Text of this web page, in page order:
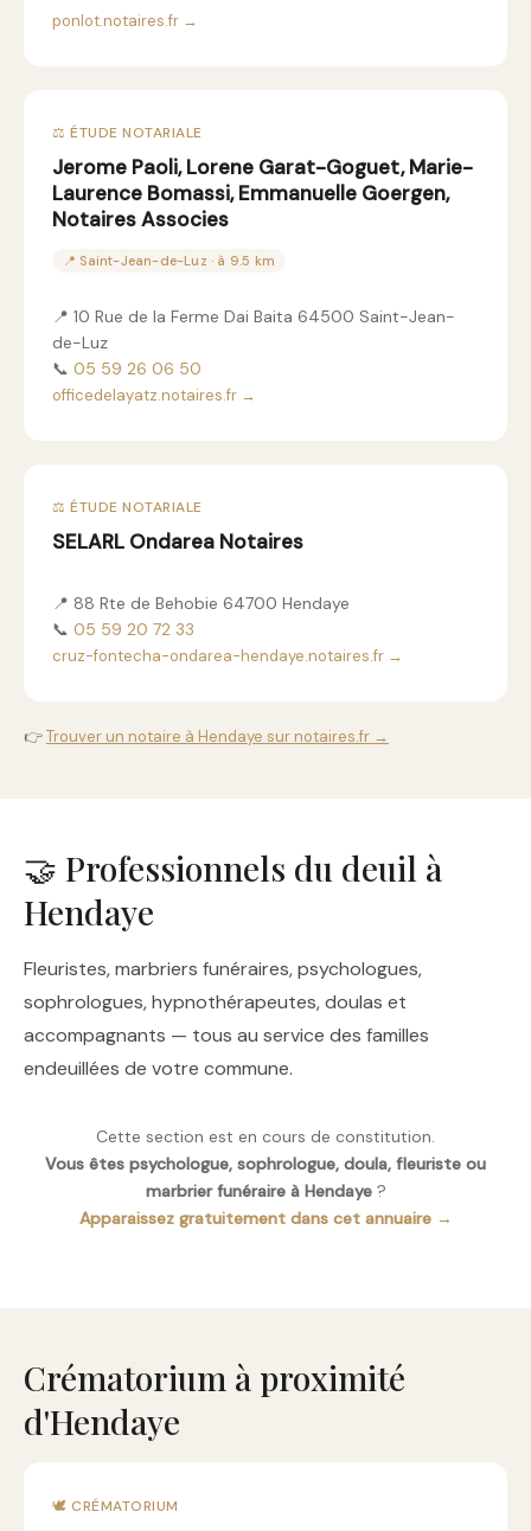
ponlot.notaires.fr →
⚖️ ÉTUDE NOTARIALE
Jerome Paoli, Lorene Garat-Goguet, Marie-
Laurence Bomassi, Emmanuelle Goergen,
Notaires Associes
📍 Saint-Jean-de-Luz · à 9.5 km
📍 10 Rue de la Ferme Dai Baita 64500 Saint-Jean-
de-Luz
📞 05 59 26 06 50
officedelayatz.notaires.fr →
⚖️ ÉTUDE NOTARIALE
SELARL Ondarea Notaires
📍 88 Rte de Behobie 64700 Hendaye
📞 05 59 20 72 33
cruz-fontecha-ondarea-hendaye.notaires.fr →
👉Trouver un notaire à Hendaye sur notaires.fr →
🤝 Professionnels du deuil à
Hendaye
Fleuristes, marbriers funéraires, psychologues,
sophrologues, hypnothérapeutes, doulas et
accompagnants — tous au service des familles
endeuillées de votre commune.
Cette section est en cours de constitution.
Vous êtes psychologue, sophrologue, doula, fleuriste ou
marbrier funéraire à Hendaye?
Apparaissez gratuitement dans cet annuaire →
Crématorium à proximité
d'Hendaye
🕊️ CRÉMATORIUM